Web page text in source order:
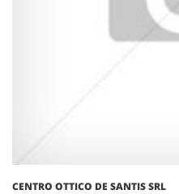
CENTRO OTTICO DE SANTIS SRL